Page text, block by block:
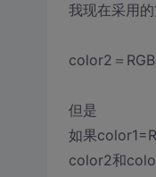
我现在采用的
color2＝
但是
如果
color2和